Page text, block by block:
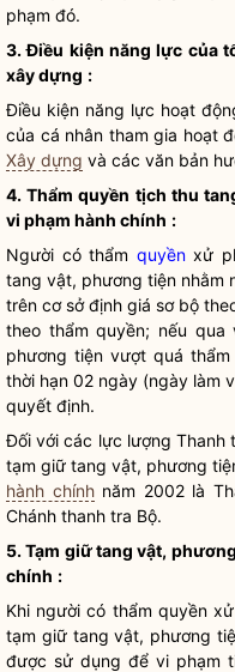
phạm đó.
3. Điều kiện năng lực của
xây dựng :
Điều kiện năng lực hoạt
của cá nhân tham gia hoạt
Xây dựng và các văn bản
4. Thẩmquyền tịch thu
vi phạm hành chính :
Người có thẩm quyềnxử
tang vật, phương tiện nhằm
trên cơ sở định giá sơ bộ
theo thẩmquyền; nếu qua
phương tiện vượt quá
thời hạn 02 ngày (ngày làm
quyết định.
Đối với các lực lượng Thanh
tạm giữ tang vật, phương
hành chínhnăm 2002 là
Chánh thanh tra Bộ.
5. Tạm giữ tang vật,
chính :
Khi người có thẩm quyềnxử
tạm giữ tang vật, phương
được sử dụng để vi phạm